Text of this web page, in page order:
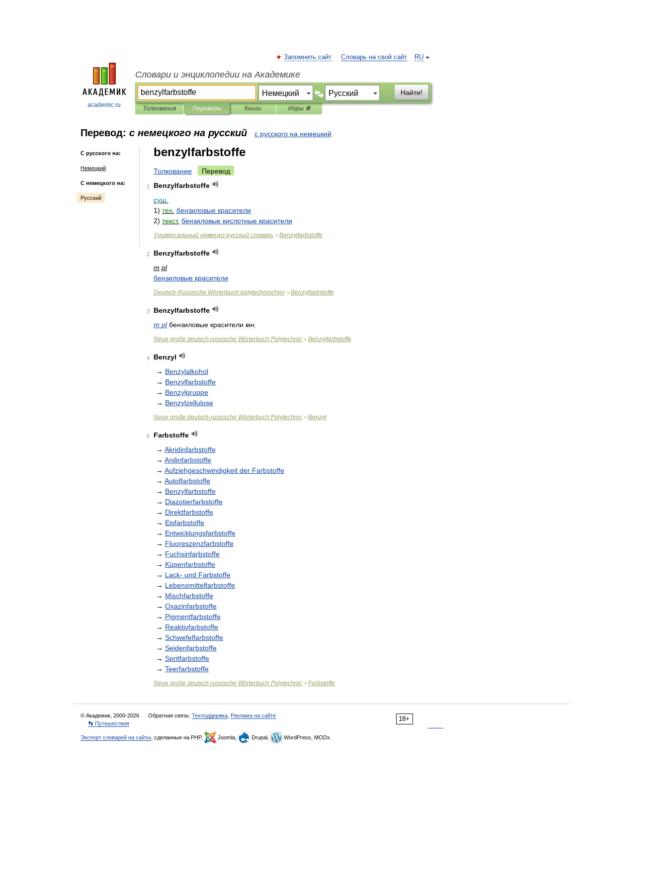
academic.ru
RU
Запомнить сайт Словарь на свой сайт
Словари и энциклопедии на Академике
Найти!
Толкования Переводы Книги Игры ⚽
Перевод: с немецкого на русский с русского на немецкий
С русского на:
Немецкий
С немецкого на:
Русский
benzylfarbstoffe
Толкование Перевод
1
Benzylfarbstoffe
сущ
1) тех бензиловые красители
2) текст. бензиловые кислотные красители
Универсальный немецко-русский словарь > Benzylfarbstoffe
2
Benzylfarbstoffe
m pl
бензиловые красители
Deutsch-Russische Wörterbuch polytechnischen > Benzylfarbstoffe
3
Benzylfarbstoffe
m pl бензиловые красители мн
Neue große deutsch-russische Wörterbuch Polytechnic > Benzylfarbstoffe
4
Benzyl
→ Benzylalkohol
→ Benzylfarbstoffe
→ Benzylgruppe
→ Benzylzellulose
Neue große deutsch-russische Wörterbuch Polytechnic > Benzyl
5
Farbstoffe
→ Akridinfarbstoffe
→ Anilinfarbstoffe
→ Aufziehgeschwindigkeit der Farbstoffe
→ Autolfarbstoffe
→ Benzylfarbstoffe
→ Diazotierfarbstoffe
→ Direktfarbstoffe
→ Eisfarbstoffe
→ Entwicklungsfarbstoffe
→ Fluoreszenzfarbstoffe
→ Fuchsinfarbstoffe
→ Küpenfarbstoffe
→ Lack- und Farbstoffe
→ Lebensmittelfarbstoffe
→ Mischfarbstoffe
→ Oxazinfarbstoffe
→ Pigmentfarbstoffe
→ Reaktivfarbstoffe
→ Schwefelfarbstoffe
→ Seidenfarbstoffe
→ Spritfarbstoffe
→ Teerfarbstoffe
Neue große deutsch-russische Wörterbuch Polytechnic > Farbstoffe
18+
© Академик, 2000-2026 Обратная связь: Техподдержка Реклама на сайте
👣 Путешествия
Экспорт словарей на сайты , сделанные на PHP, Joomla, Drupal, WordPress, MODx.